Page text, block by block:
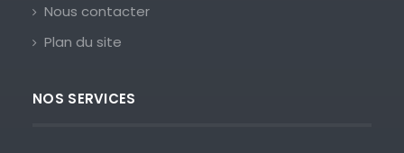
Nous contacter
Plan du site
NOS SERVICES